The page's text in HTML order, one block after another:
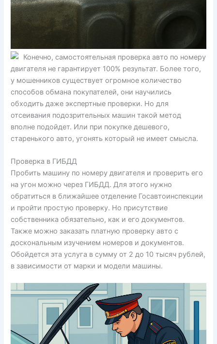
Конечно, самостоятельная проверка авто по номеру
двигателя не гарантирует 100% результат. Более того,
у мошенников существует огромное количество
способов обмана покупателей, они научились
обходить даже экспертные проверки. Но для
отсеивания подозрительных машин такой метод
вполне подойдет. Или при покупке дешевого,
старенького авто, угонять который не имеет смысла.
Проверка в ГИБДД
Пробить машину по номеру двигателя и проверить его
на угон можно через ГИБДД. Для этого нужно
обратиться в ближайшее отделение Госавтоинспекции
и пройти простую проверку. Но присутствие
собственника обязательно, как и его документов.
Также можно заказать платную проверку авто с
доскональным изучением номеров и документов.
Обойдется эта услуга в сумму от 2 до 10 тысяч рублей,
в зависимости от марки и модели машины.